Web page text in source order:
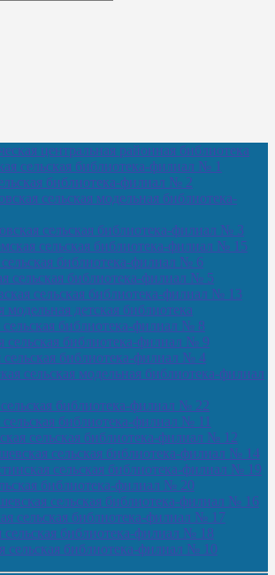
центральная районная библиотека
сельская библиотека-филиал № 1
библиотека-филиал № 2
сельская модельная библиотека-
сельская библиотека-филиал № 3
сельская библиотека-филиал № 15
библиотека-филиал № 6
сельская библиотека-филиал № 5
сельская библиотека-филиал № 13
модельная детская библиотека
сельская библиотека-филиал № 8
сельская библиотека-филиал № 9
сельская библиотека-филиал № 4
сельская модельная библиотека-филиал
библиотека-филиал № 22
библиотека-филиал № 11
сельская библиотека-филиал № 12
сельская библиотека-филиал № 14
сельская библиотека-филиал № 19
библиотека-филиал № 20
сельская библиотека-филиал № 16
сельская библиотека-филиал № 17
библиотека-филиал № 18
сельская библиотека-филиал № 10